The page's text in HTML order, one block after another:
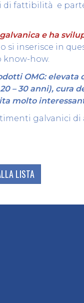
fattibilità e
e ha
si inserisce in
know-how.
OMG:
– 30 anni), cura
molto
galvanici
LISTA